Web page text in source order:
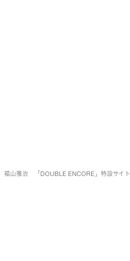
福山雅治 「DOUBLE ENCORE」特設サイト